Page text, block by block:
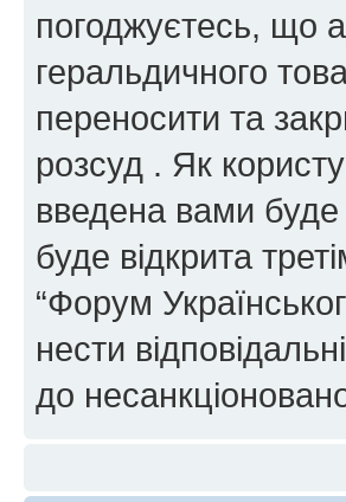
погоджуєтесь, що
геральдичного
переносити та
розсуд . Як
введена вами буде
буде відкрита
“Форум
нести
до